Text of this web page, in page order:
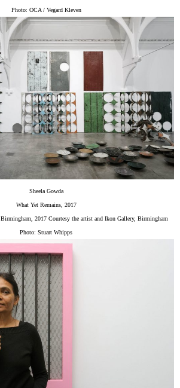
Photo: OCA / Vegard Kleven
Sheela Gowda
What Yet Remains, 2017
2017 Courtesy the artist and Ikon Gallery, Birmingham
Photo: Stuart Whipps